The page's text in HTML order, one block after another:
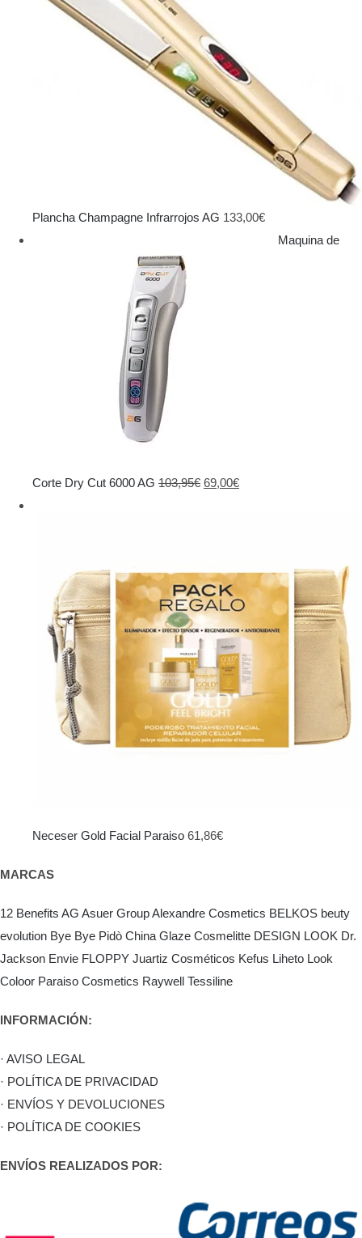
Plancha Champagne Infrarrojos AG 133,00€
Maquina de
Corte Dry Cut 6000 AG 103,95€ El
103,95€.
69,00€El
69,00€.
Neceser Gold Facial Paraiso 61,86€
MARCAS
12 Benefits AG Asuer GroupAlexandre Cosmetics BELKOS beuty
evolution Bye Bye Pidò China Glaze Cosmelitte DESIGN LOOK Dr.
Jackson Envie FLOPPY Juartiz Cosméticos Kefus Liheto Look
Coloor Paraiso Cosmetics Raywell Tessiline
INFORMACIÓN:
· AVISO LEGAL
· POLÍTICA DE PRIVACIDAD
· ENVÍOS Y DEVOLUCIONES
· POLÍTICA DE COOKIES
ENVÍOS REALIZADOS POR: